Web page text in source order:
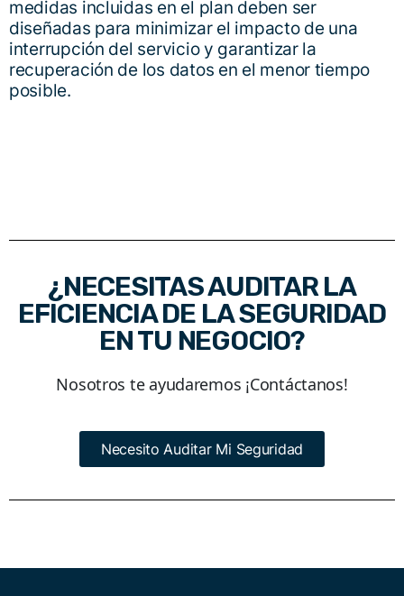
medidas incluidas en el plan deben ser
diseñadas para minimizar el impacto de una
interrupción del servicio y garantizar la
recuperación de los datos en el menor tiempo
posible.
¿NECESITAS AUDITAR LA
EFICIENCIA DE LA SEGURIDAD
EN TU NEGOCIO?
Nosotros te ayudaremos ¡Contáctanos!
Necesito Auditar Mi Seguridad